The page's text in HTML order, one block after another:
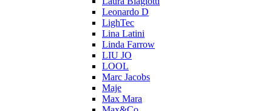
Leonardo D
LighTec
Lina Latini
Linda Farrow
LIU JO
LOOL
Marc Jacobs
Maje
Max Mara